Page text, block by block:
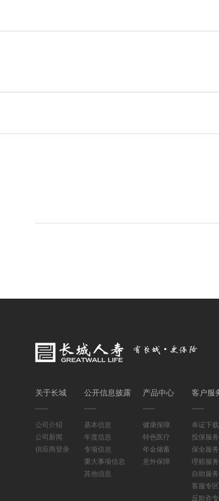
关于长城
公司介绍
公司新闻
供应商登录
公开信息披露
基本信息
年度信息
专项信息
重大事项信息
其他信息
产品中心
健康保障
特色医疗
年金储蓄
意外保障
客户服
单证下载
投保服务
保全服务
理赔服务
自助服务
客服专区
反欺诈